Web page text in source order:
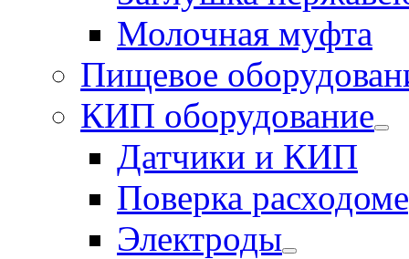
Молочная муфта
Пищевое
КИП оборудование
Датчики и КИП
Поверка
Электроды